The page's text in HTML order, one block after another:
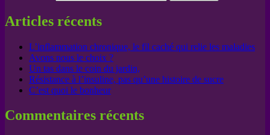
Articles récents
L’inflammation chronique, le fil caché qui relie les maladies
Avons nous le choix ?
Un tas dans le coin du jardin,
Résistance à l’insuline, pas qu’une histoire de sucre
C’est quoi le bonheur
Commentaires récents